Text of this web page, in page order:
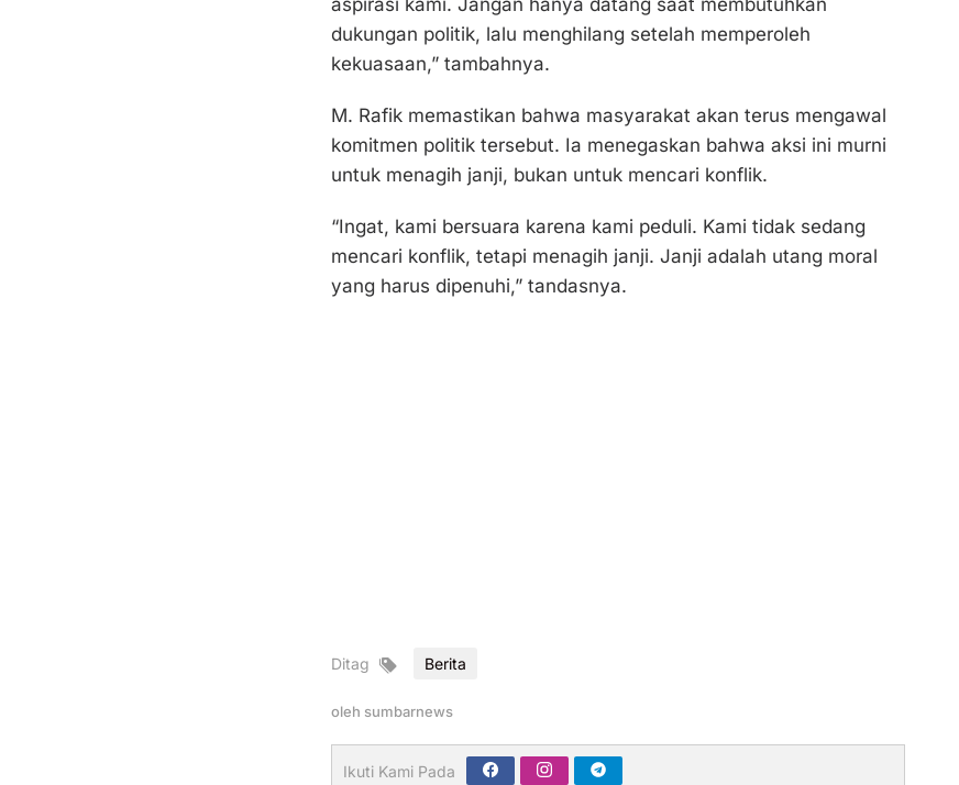
dukungan politik, lalu menghilang setelah memperoleh
kekuasaan,” tambahnya.
M. Rafik memastikan bahwa masyarakat akan terus mengawal
komitmen politik tersebut. Ia menegaskan bahwa aksi ini murni
untuk menagih janji, bukan untuk mencari konflik.
“Ingat, kami bersuara karena kami peduli. Kami tidak sedang
mencari konflik, tetapi menagih janji. Janji adalah utang moral
yang harus dipenuhi,” tandasnya.
Ditag Berita
oleh sumbarnews
Ikuti Kami Pada